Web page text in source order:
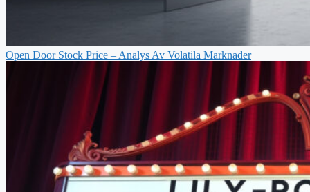
Open Door Stock Price – Analys Av Volatila Marknader